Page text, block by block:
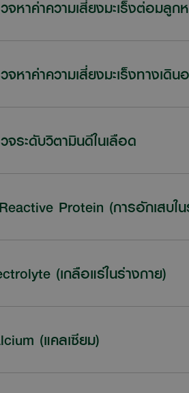
จหาค่าความเสี่ยงมะเร็งต่อมลูก
จหาค่าความเสี่ยงมะเร็งทางเดิน
จระดับวิตามินดีในเลือด
Protein (การอักเสบใ
(เกลือแร่ในร่างกาย)
(แคลเซียม)